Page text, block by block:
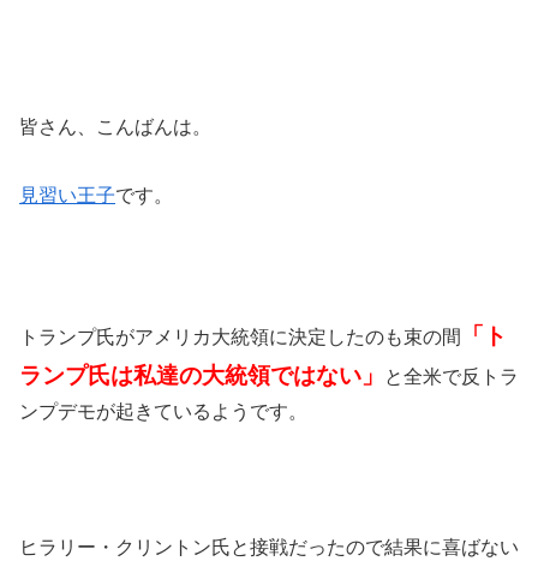
皆さん、こんばんは。
見習い王子です。
トランプ氏がアメリカ大統領に決定したのも束の間
「ト
ランプ氏は私達の大統領ではない」
と全米で反トラ
ンプデモが起きているようです。
ヒラリー・クリントン氏と接戦だったので結果に喜ばない